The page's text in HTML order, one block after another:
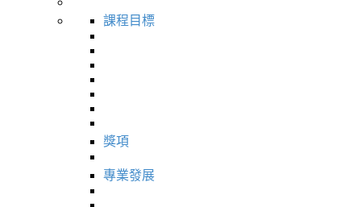
課程目標
獎項
專業發展